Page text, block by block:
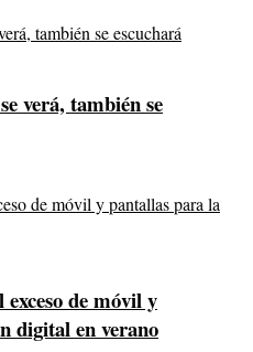
verá, también se
de móvil y
digital en verano